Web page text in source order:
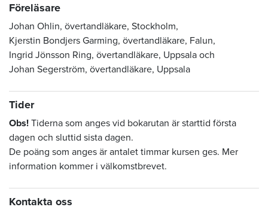
Föreläsare
Johan Ohlin, övertandläkare, Stockholm,
Kjerstin Bondjers Garming, övertandläkare, Falun,
Ingrid Jönsson Ring, övertandläkare, Uppsala och
Johan Segerström, övertandläkare, Uppsala
Tider
Obs! Tiderna som anges vid bokarutan är starttid första
dagen och sluttid sista dagen.
De poäng som anges är antalet timmar kursen ges. Mer
information kommer i välkomstbrevet.
Kontakta oss